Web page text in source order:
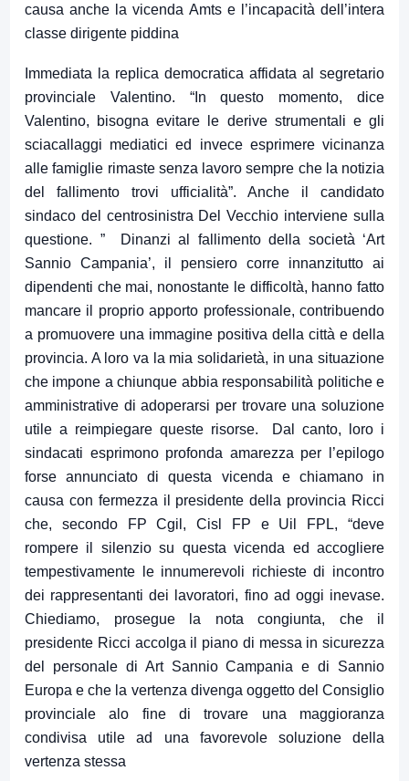
causa anche la vicenda Amts e l’incapacità dell’intera
classe dirigente piddina
Immediata la replica democratica affidata al segretario
provinciale Valentino. “In questo momento, dice
Valentino, bisogna evitare le derive strumentali e gli
sciacallaggi mediatici ed invece esprimere vicinanza
alle famiglie rimaste senza lavoro sempre che la notizia
del fallimento trovi ufficialità”. Anche il candidato
sindaco del centrosinistra Del Vecchio interviene sulla
questione. ” Dinanzi al fallimento della società ‘Art
Sannio Campania’, il pensiero corre innanzitutto ai
dipendenti che mai, nonostante le difficoltà, hanno fatto
mancare il proprio apporto professionale, contribuendo
a promuovere una immagine positiva della città e della
provincia. A loro va la mia solidarietà, in una situazione
che impone a chiunque abbia responsabilità politiche e
amministrative di adoperarsi per trovare una soluzione
utile a reimpiegare queste risorse. Dal canto, loro i
sindacati esprimono profonda amarezza per l’epilogo
forse annunciato di questa vicenda e chiamano in
causa con fermezza il presidente della provincia Ricci
che, secondo FP Cgil, Cisl FP e Uil FPL, “deve
rompere il silenzio su questa vicenda ed accogliere
tempestivamente le innumerevoli richieste di incontro
dei rappresentanti dei lavoratori, fino ad oggi inevase.
Chiediamo, prosegue la nota congiunta, che il
presidente Ricci accolga il piano di messa in sicurezza
del personale di Art Sannio Campania e di Sannio
Europa e che la vertenza divenga oggetto del Consiglio
provinciale alo fine di trovare una maggioranza
condivisa utile ad una favorevole soluzione della
vertenza stessa